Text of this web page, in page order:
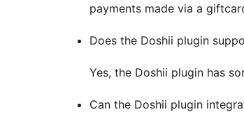
payments made via a
Does the Doshii plugin
Yes, the Doshii plugin has
Can the Doshii plugin